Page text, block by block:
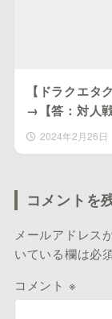
【ドラクエタ
→【答：対人
2024年2月26日
コメントを
メールアドレス
いている欄は必
コメント ※